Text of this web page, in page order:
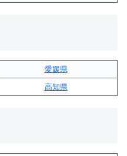
愛媛県
高知県